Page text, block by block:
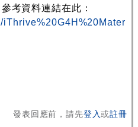
考資料連結在此：
發表回應前，請先登入或註冊